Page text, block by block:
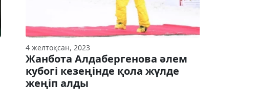
4 желтоқсан, 2023
Жанбота Алдабергенова әлем
кубогі кезеңінде қола жүлде
жеңіп алды